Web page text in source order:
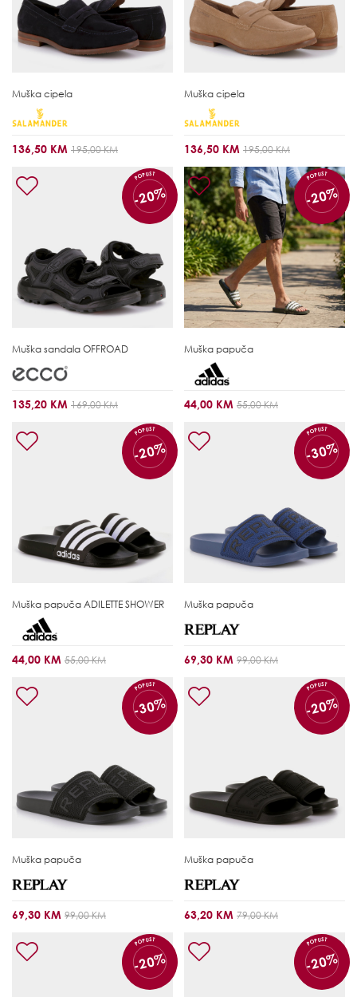
Muška cipela
136,50 KM 195,00 KM
Muška cipela
136,50 KM 195,00 KM
POPUST
-20%
Muška sandala OFFROAD
135,20 KM 169,00 KM
POPUST
-20%
Muška papuča
44,00 KM 55,00 KM
POPUST
-20%
Muška papuča ADILETTE SHOWER
44,00 KM 55,00 KM
POPUST
-30%
Muška papuča
69,30 KM 99,00 KM
POPUST
-30%
Muška papuča
69,30 KM 99,00 KM
POPUST
-20%
Muška papuča
63,20 KM 79,00 KM
POPUST
-20%
POPUST
-20%